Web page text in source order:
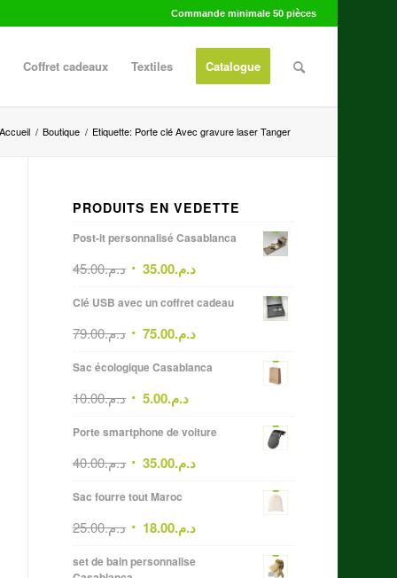
Commande minimale 50 pièces
Coffret cadeaux Textiles Catalogue
Accueil / Boutique / Etiquette: Porte clé Avec gravure laser Tanger
PRODUITS EN VEDETTE
Post-it personnalisé Casablanca
د.م.45.00 د.م.35.00
Clé USB avec un coffret cadeau
د.م.79.00 د.م.75.00
Sac écologique Casablanca
د.م.10.00 د.م.5.00
Porte smartphone de voiture
د.م.40.00 د.م.35.00
Sac fourre tout Maroc
د.م.25.00 د.م.18.00
set de bain personnalise